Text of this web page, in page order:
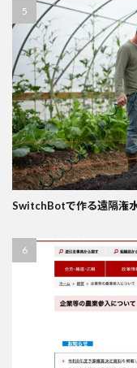
SwitchBotで作る遠隔潅